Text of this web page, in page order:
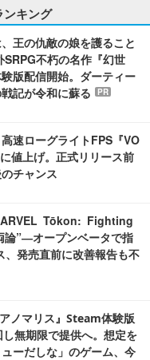
キング
王の仇敵の娘を護ること
不朽の名作『幻世
版配信開始。ダーティー
記が令和に蘇る
PR
速ローグライトFPS『VO
値上げ。正式リリース前
チャンス
Tōkon: Fighting
論”―オープンベータで指
、発売直前に改善報告も不
ノマリス』Steam体験版
無期限で提供へ。想定を
ーだしな」のゲーム、今